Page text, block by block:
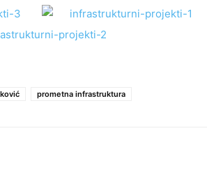
prometna infrastruktura